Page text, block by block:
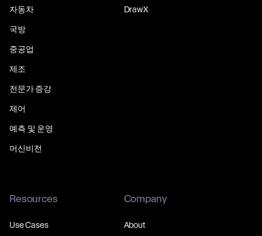
자동차
국방
중공업
제조
전문가 증강
제어
예측 및 운영
머신비전
DrawX
Resources
Use Cases
Company
About